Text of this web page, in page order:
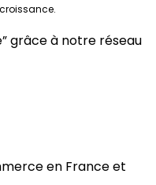
grâce à notre réseau
en France et